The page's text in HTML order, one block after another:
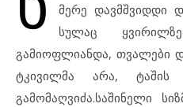
მერე დავმშვიდდი
სულაც
გამიოფლიანდა, თვალები
ტკივილმა არა,
გამომაღვიძა.საშინელი